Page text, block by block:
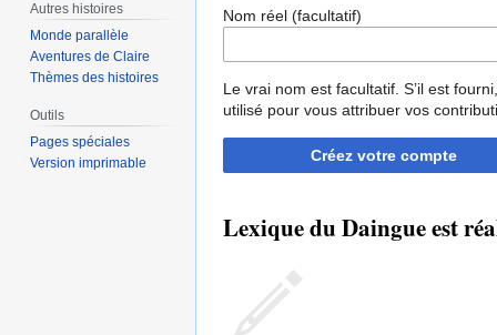
Nom réel (facultatif)
Le vrai nom est facultatif. S’il est
utilisé pour vous attribuer vos
Créez votre compte
Lexique du Daingue est
Autres histoires
Monde parallèle
Aventures de Claire
Thèmes des histoires
Outils
Pages spéciales
Version imprimable